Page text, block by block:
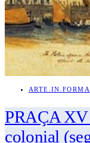
ARTE.IN.FORMA
PRAÇA XV
colonial